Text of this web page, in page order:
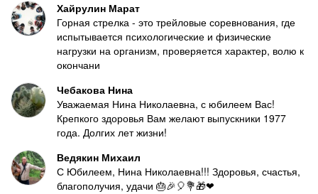
Хайрулин Марат
Горная стрелка - это трейловые соревнования, где
испытывается психологические и физические
нагрузки на организм, проверяется характер, волю к
окончани
Чебакова Нина
Уважаемая Нина Николаевна, с юбилеем Вас!
Крепкого здоровья Вам желают выпускники 1977
года. Долгих лет жизни!
Ведякин Михаил
С Юбилеем, Нина Николаевна!!! Здоровья, счастья,
благополучия, удачи 🎂🎉🎈💐🎁❤